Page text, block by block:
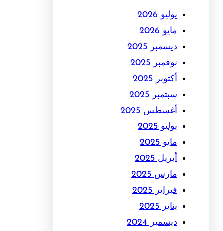
يوليو 2026
مايو 2026
ديسمبر 2025
نوفمبر 2025
أكتوبر 2025
سبتمبر 2025
أغسطس 2025
يوليو 2025
مايو 2025
أبريل 2025
مارس 2025
فبراير 2025
يناير 2025
ديسمبر 2024